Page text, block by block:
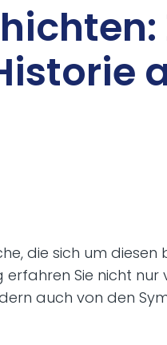
die sich um
Sie nicht nur
auch von den